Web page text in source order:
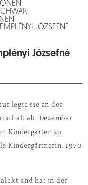
JÓZSEFNÉ
Józsefné
legte sie an der
ab. Dezember
Kindergarten zu
Kindergärtnerin. 1970
und hat in der